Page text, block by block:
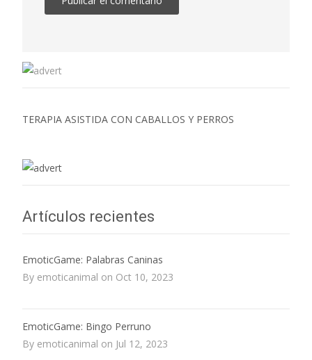
TERAPIA ASISTIDA CON CABALLOS Y PERROS
Artículos recientes
EmoticGame: Palabras Caninas
By emoticanimal on Oct 10, 2023
EmoticGame: Bingo Perruno
By emoticanimal on Jul 12, 2023